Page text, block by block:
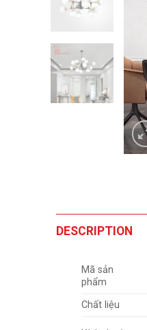
DESCRIPTION
Mã sản
phẩm
Chất liệu